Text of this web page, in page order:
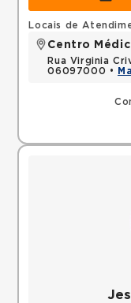
Locais de
Centro
Rua Virginia
06097000 •